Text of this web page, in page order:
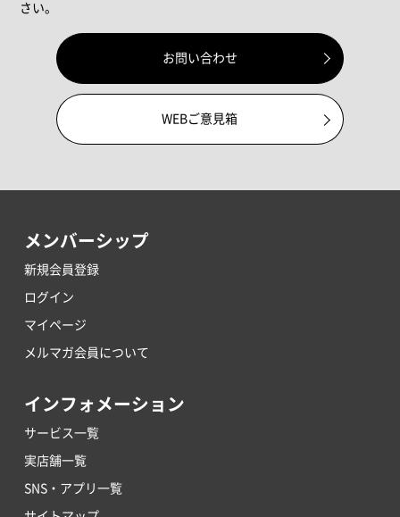
さい。
お問い合わせ
WEBご意見箱
メンバーシップ
新規会員登録
ログイン
マイページ
メルマガ会員について
インフォメーション
サービス一覧
実店舗一覧
SNS・アプリ一覧